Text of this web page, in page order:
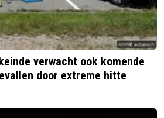
verwacht ook komende
door extreme hitte